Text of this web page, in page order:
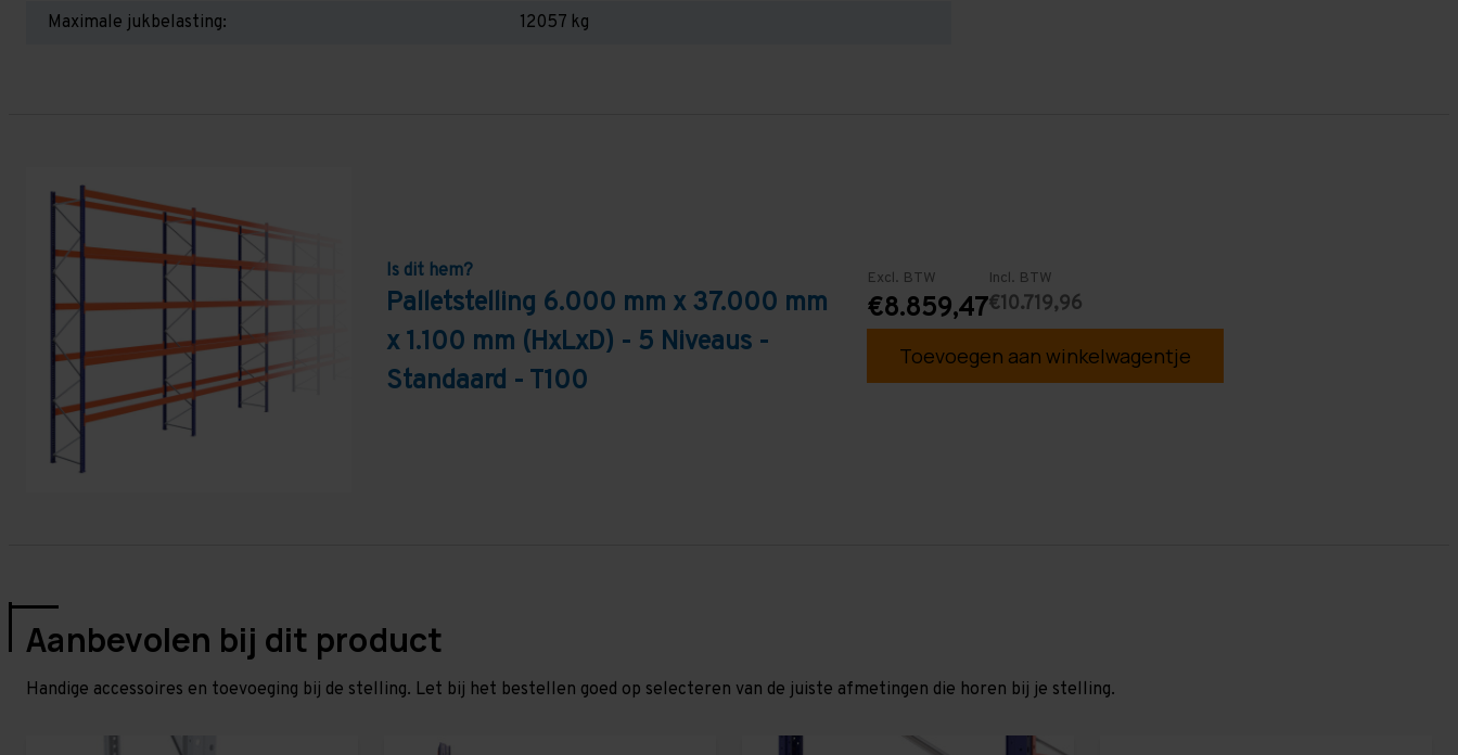
Maximale jukbelasting:
12057 kg
Is dit hem?
Palletstelling 6.000 mm x 37.000 mm
x 1.100 mm (HxLxD) - 5 Niveaus -
Standaard - T100
Excl. BTW
€8.859,47
Incl. BTW
€10.719,96
Toevoegen aan winkelwagentje
Aanbevolen bij dit product
Handige accessoires en toevoeging bij de stelling. Let bij het bestellen goed op selecteren van de juiste afmetingen die horen bij je stelling.